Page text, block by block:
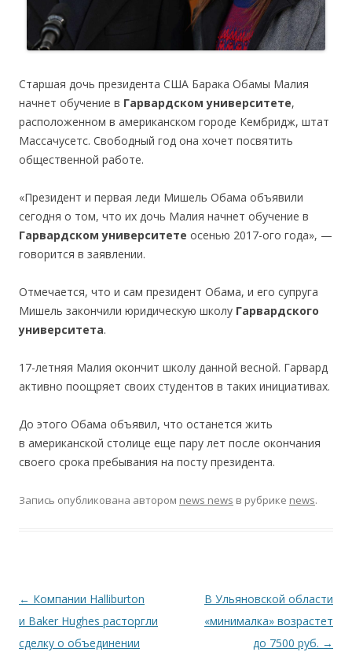
Старшая дочь президента США Барака Обамы Малия
начнет обучение в Гарвардском университете,
расположенном в американском городе Кембридж, штат
Массачусетс. Свободный год она хочет посвятить
общественной работе.
«Президент и первая леди Мишель Обама объявили
сегодня о том, что их дочь Малия начнет обучение в
Гарвардском университете осенью 2017-ого года», —
говорится в заявлении.
Отмечается, что и сам президент Обама, и его супруга
Мишель закончили юридическую школу Гарвардского
университета.
17-летняя Малия окончит школу данной весной. Гарвард
активно поощряет своих студентов в таких инициативах.
До этого Обама объявил, что останется жить
в американской столице еще пару лет после окончания
своего срока пребывания на посту президента.
Запись опубликована автором news news в рубрике news.
Навигация по записям
← Компании Halliburton
и Baker Hughes расторгли
сделку о объединении
В Ульяновской области
«минималка» возрастет
до 7500 руб. →